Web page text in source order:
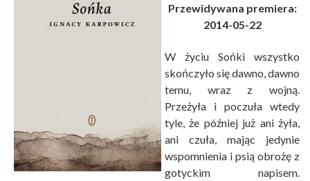
Przewidywana premiera:
2014-05-22
W życiu Sońki wszystko
skończyło się dawno, dawno
temu, wraz z wojną.
Przeżyła i poczuła wtedy
tyle, że później już ani żyła,
ani czuła, mając jedynie
wspomnienia i psią obrożę z
gotyckim napisem.